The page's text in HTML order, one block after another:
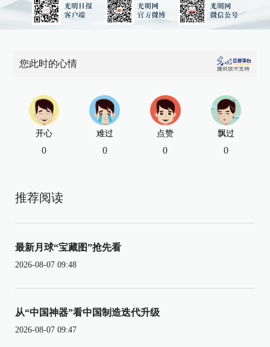
您此时的心情
开心
0
难过
0
点赞
0
飘过
0
推荐阅读
最新月球“宝藏图”抢先看
2026-08-07 09:48
从“中国神器”看中国制造迭代升级
2026-08-07 09:47